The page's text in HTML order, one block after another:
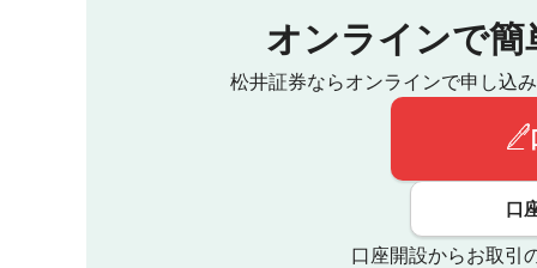
オンラインで簡
松井証券ならオンラインで申し込
口
口座開設からお取引